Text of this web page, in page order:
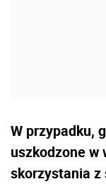
W przypadku,
uszkodzone w
skorzystania z